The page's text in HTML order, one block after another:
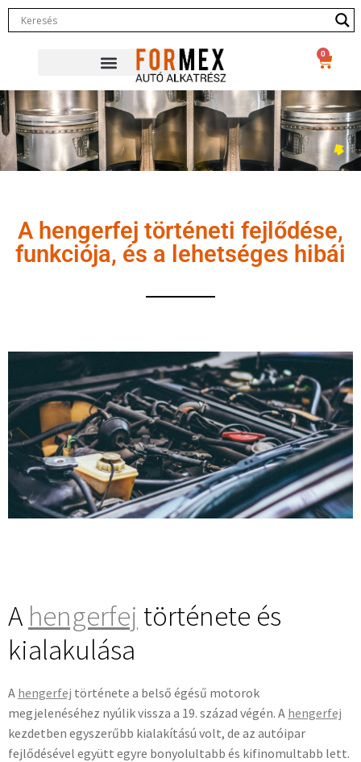
0
A hengerfej történeti fejlődése,
funkciója, és a lehetséges hibái
A hengerfej története és
kialakulása
A hengerfej története a belső égésű motorok
megjelenéséhez nyúlik vissza a 19. század végén. A hengerfej
kezdetben egyszerűbb kialakítású volt, de az autóipar
fejlődésével együtt egyre bonyolultabb és kifinomultabb lett.